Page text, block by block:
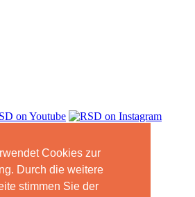
Cookies zur
Durch die weitere
stimmen Sie der